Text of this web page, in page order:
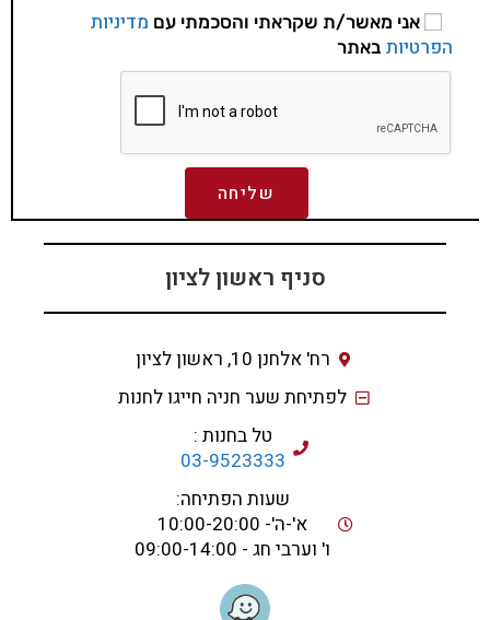
אני מאשר/ת שקראתי והסכמתי עם מדיניות
הפרטיות באתר
שליחה
סניף ראשון לציון
רח' אלחנן 10, ראשון לציון
לפתיחת שער חניה חייגו לחנות
טל בחנות :
03-9523333
שעות הפתיחה:
א'-ה'- 10:00-20:00
ו' וערבי חג - 09:00-14:00